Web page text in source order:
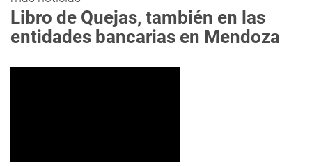
Libro de Quejas, también en las
entidades bancarias en Mendoza